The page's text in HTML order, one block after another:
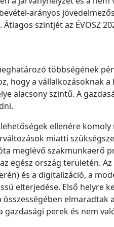
arányos
szintjét az ÉVOSZ
többségének
hogy a vállalkozásoknak
alacsony szintű. A
ellenére
miatti
meglévő szakmunkaerő
egész ország területén.
és a digitalizáció, a
elterjedése. Első helyre
összességében
perek és nem